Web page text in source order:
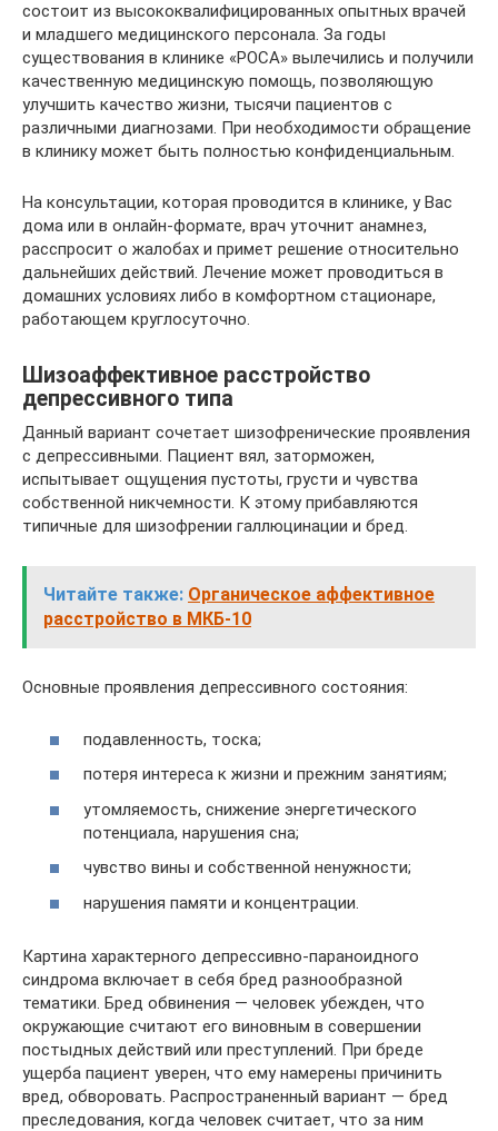
состоит из высококвалифицированных опытных врачей
и младшего медицинского персонала. За годы
существования в клинике «РОСА» вылечились и получили
качественную медицинскую помощь, позволяющую
улучшить качество жизни, тысячи пациентов с
различными диагнозами. При необходимости обращение
в клинику может быть полностью конфиденциальным.
На консультации, которая проводится в клинике, у Вас
дома или в онлайн-формате, врач уточнит анамнез,
расспросит о жалобах и примет решение относительно
дальнейших действий. Лечение может проводиться в
домашних условиях либо в комфортном стационаре,
работающем круглосуточно.
Шизоаффективное расстройство
депрессивного типа
Данный вариант сочетает шизофренические проявления
с депрессивными. Пациент вял, заторможен,
испытывает ощущения пустоты, грусти и чувства
собственной никчемности. К этому прибавляются
типичные для шизофрении галлюцинации и бред.
Читайте также: Органическое аффективное
расстройство в МКБ-10
Основные проявления депрессивного состояния:
подавленность, тоска;
потеря интереса к жизни и прежним занятиям;
утомляемость, снижение энергетического
потенциала, нарушения сна;
чувство вины и собственной ненужности;
нарушения памяти и концентрации.
Картина характерного депрессивно-параноидного
синдрома включает в себя бред разнообразной
тематики. Бред обвинения — человек убежден, что
окружающие считают его виновным в совершении
постыдных действий или преступлений. При бреде
ущерба пациент уверен, что ему намерены причинить
вред, обворовать. Распространенный вариант — бред
преследования, когда человек считает, что за ним